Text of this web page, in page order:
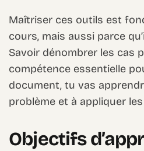
Maîtriser ces outils est
cours, mais aussi parce
Savoir dénombrer les cas
compétence essentielle
document, tu vas
problème et à appliquer
Objectifs